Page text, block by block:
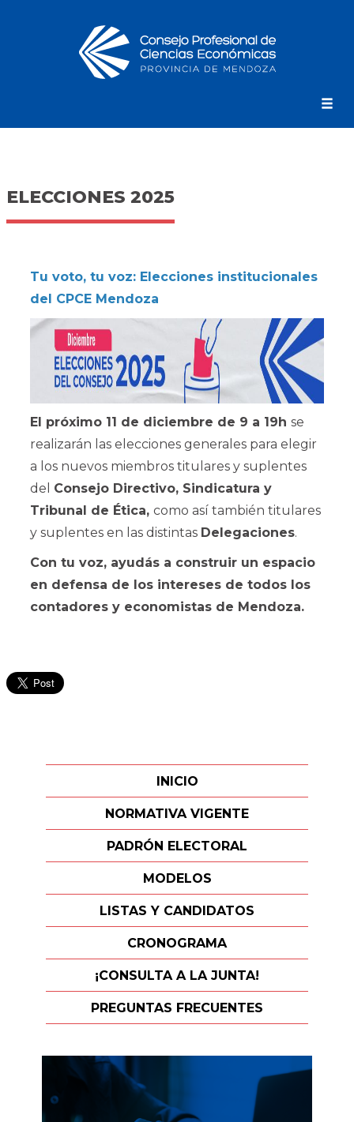
ELECCIONES 2025
Tu voto, tu voz: Elecciones institucionales
del CPCE Mendoza
El próximo 11 de diciembre de 9 a 19h se
realizarán las elecciones generales para elegir
a los nuevos miembros titulares y suplentes
del Consejo Directivo, Sindicatura y
Tribunal de Ética, como así también titulares
y suplentes en las distintas Delegaciones.
Con tu voz, ayudás a construir un espacio
en defensa de los intereses de todos los
contadores y economistas de Mendoza.
INICIO
NORMATIVA VIGENTE
PADRÓN ELECTORAL
MODELOS
LISTAS Y CANDIDATOS
CRONOGRAMA
¡CONSULTA A LA JUNTA!
PREGUNTAS FRECUENTES